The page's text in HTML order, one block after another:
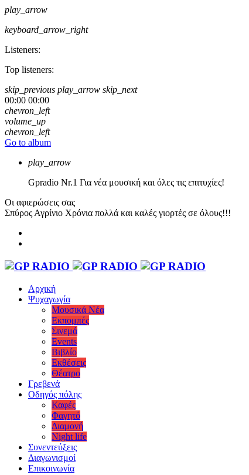
play_arrow
keyboard_arrow_right
Listeners:
Top listeners:
skip_previous play_arrow skip_next
00:00 00:00
chevron_left
volume_up
chevron_left
Go to album
play_arrow
Gpradio Nr.1 Για νέα μουσική και όλες τις επιτυχίες!
Οι αφιερώσεις σας
Σπύρος Αγρίνιο Χρόνια πολλά και καλές γιορτές σε όλους!!!
Αρχική
Ψυχαγωγία
Μουσικά Νέα
Εκπομπές
Σινεμά
Events
Βιβλίο
Εκθέσεις
Θέατρο
Γρεβενά
Οδηγός πόλης
Καφές
Φαγητό
Διαμονή
Night life
Συνεντεύξεις
Διαγωνισμοί
Επικοινωνία